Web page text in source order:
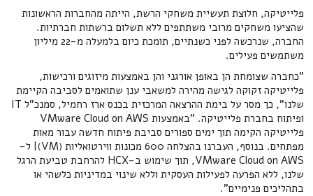
פלייטיקה, חלוצת תעשיית משחקי הרשת, הייתה מהחברות הראשונות
שהציעו משחקים מרובי משתתפים ללא תשלום ברשתות חברתיות.
החברה, שנרכשה לפני כשנתיים, תומכת כיום בלמעלה מ-22 מיליון
משתמשים פעילים.
"כחברה שצומחת הן באופן אורגני והן באמצעות מיזוגים ורכישות,
פלייטיקה זקוקה לגישה מהירה למשאבי ענן שתואמים לסביבה הקיימת
שלנו", כך מסר על בימת ההרצאה המרכזית בכנס ארז רחמיל, סמנכ"ל IT
ופיתוח בחברת פלייטיקה. "באמצעות VMware Cloud on AWS
פלייטיקה הקימה תוך ימים ספורים סביבת פיתוח חדשה עבור מאות
מפתחים. בנוסף, העברנו בהצלחה 600 מכונות ווירטואליות (VM)| ל-
VMware Cloud on AWS, תוך שימוש ב-HCX להרחבת טביעת הרגל
שלנו, ללא הפרעה לפעילות העסקית וללא שינוי במדיניות כלשהי או
בתהליכים פנימיים".